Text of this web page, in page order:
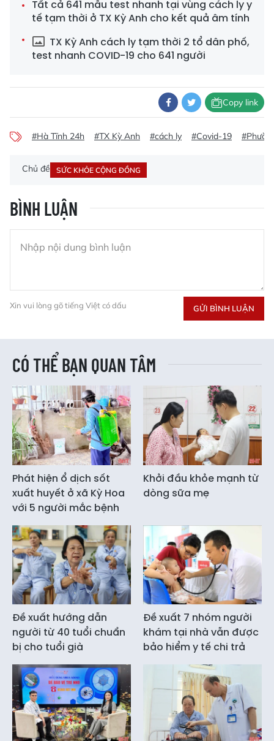
Tất cả 641 mẫu test nhanh tại vùng cách ly y
tế tạm thời ở TX Kỳ Anh cho kết quả âm tính
TX Kỳ Anh cách ly tạm thời 2 tổ dân phố,
test nhanh COVID-19 cho 641 người
Copy link
#Hà Tĩnh 24h #TX Kỳ Anh #cách ly #Covid-19
Chủ đề SỨC KHỎE CỘNG ĐỒNG
BÌNH LUẬN
Xin vui lòng gõ tiếng Việt có dấu GỬI BÌNH LUẬN
CÓ THỂ BẠN QUAN TÂM
Phát hiện ổ dịch sốt
xuất huyết ở xã Kỳ Hoa
với 5 người mắc bệnh
Khởi đầu khỏe mạnh từ
dòng sữa mẹ
Đề xuất hướng dẫn
người từ 40 tuổi chuẩn
bị cho tuổi già
Đề xuất 7 nhóm người
khám tại nhà vẫn được
bảo hiểm y tế chi trả